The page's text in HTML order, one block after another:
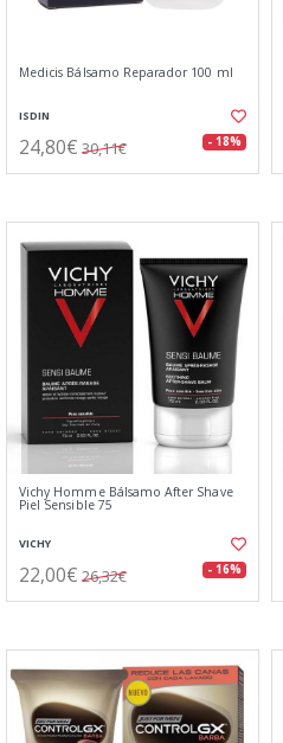
Medicis Bálsamo Reparador 100 ml
ISDIN
24,80€ 30,11€ - 18%
Vichy Homme Bálsamo After Shave
Piel Sensible 75
VICHY
22,00€ 26,32€ - 16%